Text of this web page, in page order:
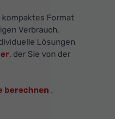
Format
Verbrauch,
Lösungen
, der Sie von der
berechnen .